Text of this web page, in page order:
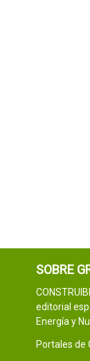
SOBRE
editorial
Energía y
Portales de